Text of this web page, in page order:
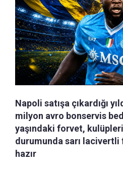
Napoli satışa çıkardığı
milyon avro bonservis
yaşındaki forvet,
durumunda sarı lacivertli
hazır